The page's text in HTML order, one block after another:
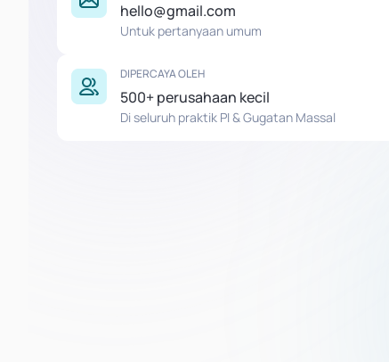
hello@gmail.com
Untuk pertanyaan umum
DIPERCAYA OLEH
500+ perusahaan kecil
Di seluruh praktik PI & Gugatan Massal